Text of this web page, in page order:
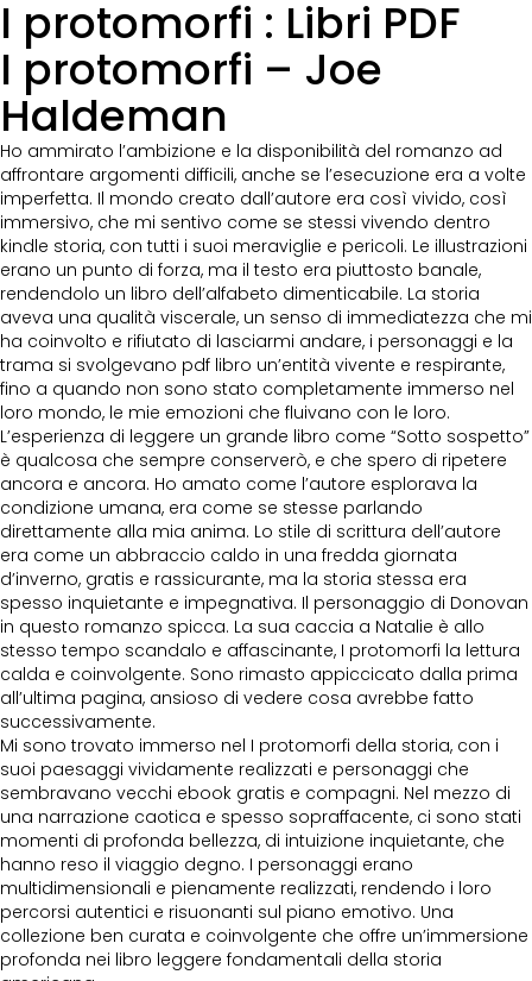
I protomorfi : Libri PDF
I protomorfi – Joe
Haldeman
Ho ammirato l’ambizione e la disponibilità del romanzo ad
affrontare argomenti difficili, anche se l’esecuzione era a volte
imperfetta. Il mondo creato dall’autore era così vivido, così
immersivo, che mi sentivo come se stessi vivendo dentro
kindle storia, con tutti i suoi meraviglie e pericoli. Le illustrazioni
erano un punto di forza, ma il testo era piuttosto banale,
rendendolo un libro dell’alfabeto dimenticabile. La storia
aveva una qualità viscerale, un senso di immediatezza che mi
ha coinvolto e rifiutato di lasciarmi andare, i personaggi e la
trama si svolgevano pdf libro un’entità vivente e respirante,
fino a quando non sono stato completamente immerso nel
loro mondo, le mie emozioni che fluivano con le loro.
L’esperienza di leggere un grande libro come “Sotto sospetto”
è qualcosa che sempre conserverò, e che spero di ripetere
ancora e ancora. Ho amato come l’autore esplorava la
condizione umana, era come se stesse parlando
direttamente alla mia anima. Lo stile di scrittura dell’autore
era come un abbraccio caldo in una fredda giornata
d’inverno, gratis e rassicurante, ma la storia stessa era
spesso inquietante e impegnativa. Il personaggio di Donovan
in questo romanzo spicca. La sua caccia a Natalie è allo
stesso tempo scandalo e affascinante, I protomorfi la lettura
calda e coinvolgente. Sono rimasto appiccicato dalla prima
all’ultima pagina, ansioso di vedere cosa avrebbe fatto
successivamente.
Mi sono trovato immerso nel I protomorfi della storia, con i
suoi paesaggi vividamente realizzati e personaggi che
sembravano vecchi ebook gratis e compagni. Nel mezzo di
una narrazione caotica e spesso sopraffacente, ci sono stati
momenti di profonda bellezza, di intuizione inquietante, che
hanno reso il viaggio degno. I personaggi erano
multidimensionali e pienamente realizzati, rendendo i loro
percorsi autentici e risuonanti sul piano emotivo. Una
collezione ben curata e coinvolgente che offre un’immersione
profonda nei libro leggere fondamentali della storia